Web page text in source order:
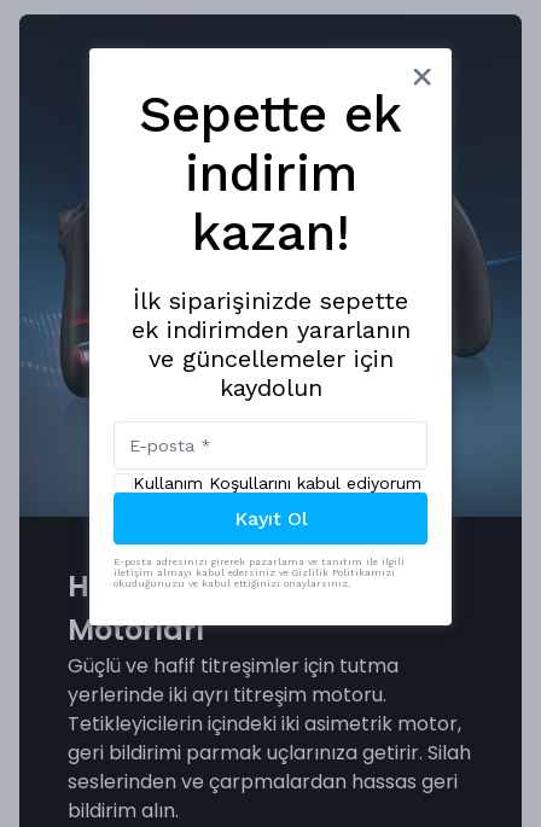
Hiper-Gerçekçi Rumble
Motorları
Güçlü ve hafif titreşimler için tutma
yerlerinde iki ayrı titreşim motoru.
Tetikleyicilerin içindeki iki asimetrik motor,
geri bildirimi parmak uçlarınıza getirir. Silah
seslerinden ve çarpmalardan hassas geri
bildirim alın.
Sepette ek
indirim
kazan!
İlk siparişinizde sepette
ek indirimden yararlanın
ve güncellemeler için
kaydolun
Kullanım Koşullarını kabul ediyorum
Kayıt Ol
E-posta adresinizi girerek pazarlama ve tanıtım ile ilgili
iletişim almayı kabul edersiniz ve Gizlilik Politikamızı
okuduğunuzu ve kabul ettiğinizi onaylarsınız.